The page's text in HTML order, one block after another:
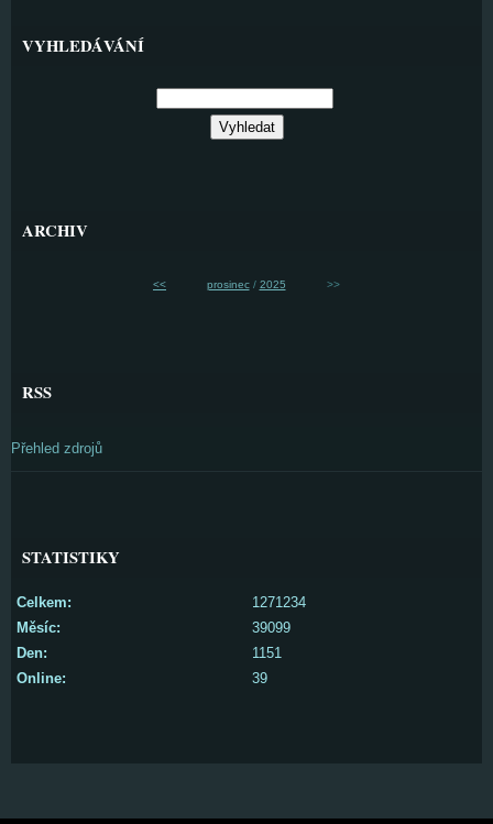
VYHLEDÁVÁNÍ
ARCHIV
<< prosinec/ 2025 >>
RSS
Přehled zdrojů
STATISTIKY
Online: 39
Celkem:
1271234
Měsíc:
39099
Den:
1151